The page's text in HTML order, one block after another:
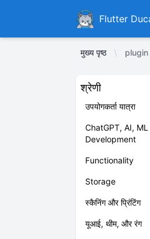
Ducafecat
Flutter
मुख्य पृष्ठ
श्रेणी
उपयोगकर्ता यात्रा
ChatGPT, AI,
Development
Functionality
Storage
स्कैनिंग और प्रिंटिंग
यूआई, थीम, और रंग